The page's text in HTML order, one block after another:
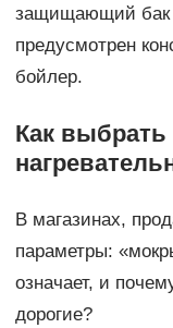
защищающий бак
предусмотрен
бойлер.
Как выбрать
В магазинах,
параметры:
означает, и
дорогие?